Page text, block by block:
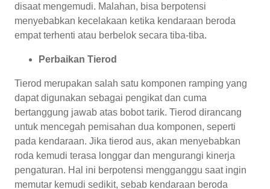
disaat mengemudi. Malahan, bisa berpotensi
menyebabkan kecelakaan ketika kendaraan beroda
empat terhenti atau berbelok secara tiba-tiba.
Perbaikan Tierod
Tierod merupakan salah satu komponen ramping yang
dapat digunakan sebagai pengikat dan cuma
bertanggung jawab atas bobot tarik. Tierod dirancang
untuk mencegah pemisahan dua komponen, seperti
pada kendaraan. Jika tierod aus, akan menyebabkan
roda kemudi terasa longgar dan mengurangi kinerja
pengaturan. Hal ini berpotensi mengganggu saat ingin
memutar kemudi sedikit, sebab kendaraan beroda